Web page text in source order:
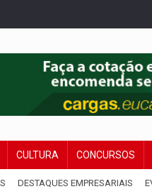
CULTURA CONCURSOS
DESTAQUES EMPRESARIAIS